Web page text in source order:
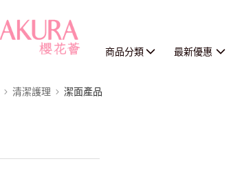
商品分類 最新優惠
清潔護理 潔面產品